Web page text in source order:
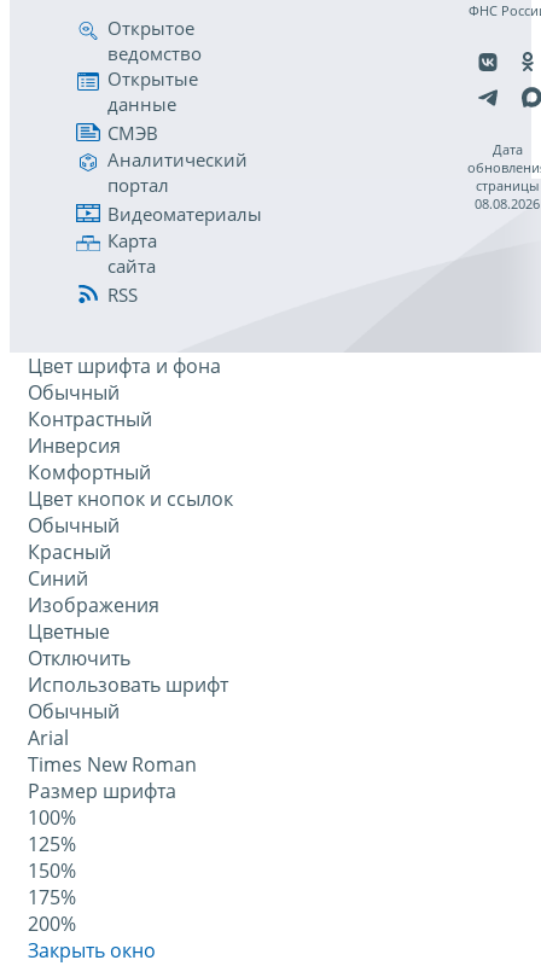
Открытое
ведомство
Открытые
данные
СМЭВ
Аналитический
портал
Видеоматериалы
Карта
сайта
RSS
ФНС
Дата
страницы
08.08.2026
Цвет шрифта и фона
Обычный
Контрастный
Инверсия
Комфортный
Цвет кнопок и ссылок
Обычный
Красный
Синий
Изображения
Цветные
Отключить
Использовать шрифт
Обычный
Arial
Times New Roman
Размер шрифта
100%
125%
150%
175%
200%
Закрыть окно